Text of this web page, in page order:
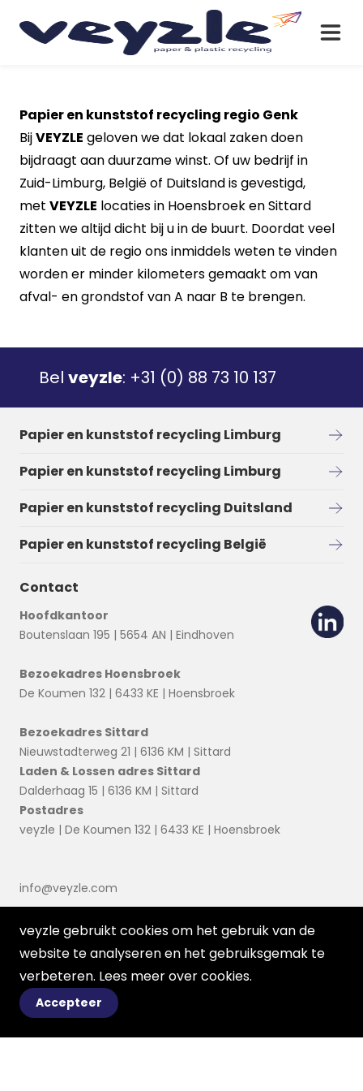
Papier en kunststof recycling regio Genk
BijVEYZLE geloven we dat lokaal zaken doen
bijdraagt aan duurzame winst. Of uw bedrijf in
Zuid-Limburg, België of Duitsland is gevestigd,
met VEYZLE locaties in Hoensbroek en Sittard
zitten we altijd dicht bij u in de buurt. Doordat veel
klanten uit de regio ons inmiddels weten te vinden
worden er minder kilometers gemaakt om van
afval- en grondstof van A naar B te brengen.
Bel veyzle: +31 (0) 88 73 10 137
Papier en kunststof recycling Limburg
Papier en kunststof recycling Limburg
Papier en kunststof recycling Duitsland
Papier en kunststof recycling België
Contact
Hoofdkantoor
Boutenslaan 195 | 5654 AN | Eindhoven
Bezoekadres Hoensbroek
De Koumen 132 | 6433 KE | Hoensbroek
Bezoekadres Sittard
Nieuwstadterweg 21 | 6136 KM | Sittard
Laden & Lossen adres Sittard
Dalderhaag 15 | 6136 KM | Sittard
Postadres
veyzle | De Koumen 132 | 6433 KE | Hoensbroek
info@veyzle.com
© 2026 Ortessa
veyzle gebruikt cookies om het gebruik van de
website te analyseren en het gebruiksgemak te
verbeteren. Lees meer overcookies.
Accepteer